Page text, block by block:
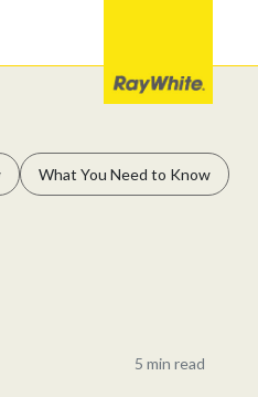
What You Need to Know
5 min read